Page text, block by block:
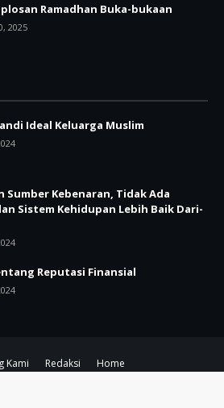
Ramadhan Buka-bukaan
2025
Ideal Keluarga Muslim
Sumber Kebenaran, Tidak Ada
Sistem Kehidupan Lebih Baik Dari-
Reputasi Finansial
Kami Redaksi
Home